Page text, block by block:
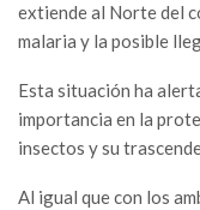
extiende al Norte del
malaria y la posible
Esta situación ha
importancia en la
insectos y su
Al igual que con los